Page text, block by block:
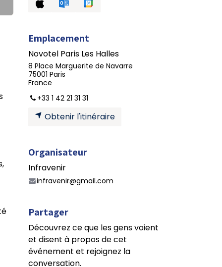
Emplacement
Novotel Paris Les Halles
8 Place Marguerite de Navarre
75001 Paris
France
+33 1 42 21 31 31
Obtenir l'itinéraire
Organisateur
Infravenir
infravenir@gmail.com
Partager
Découvrez ce que les gens voient
et disent à propos de cet
événement et rejoignez la
conversation.